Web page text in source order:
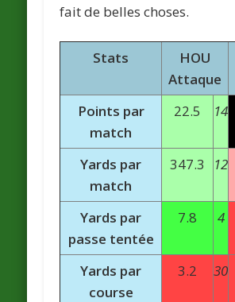
fait de belles choses.
Stats
HOU
Attaque
Points par
match
22.5 14
Yards par
match
347.3 12
Yards par
passe tentée
7.8 4
Yards par
course
3.2 30